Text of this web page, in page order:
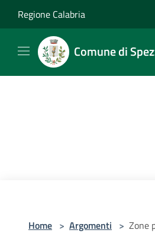
Regione Calabria
Comune di
Home > Argomenti > Zone